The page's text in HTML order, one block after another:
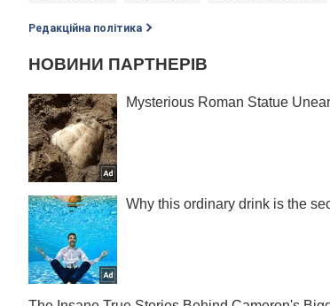
Редакційна політика